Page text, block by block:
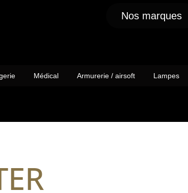
Nos marques
Médical Armurerie / airsoft Lampes